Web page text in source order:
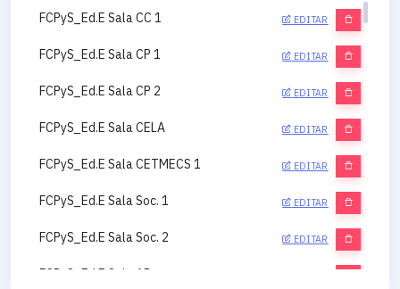
FCPyS_Ed.E Sala CC 1 EDITAR
FCPyS_Ed.E Sala CP 1 EDITAR
FCPyS_Ed.E Sala CP 2 EDITAR
FCPyS_Ed.E Sala CELA EDITAR
FCPyS_Ed.E Sala CETMECS 1 EDITAR
FCPyS_Ed.E Sala Soc. 1 EDITAR
FCPyS_Ed.E Sala Soc. 2 EDITAR
FCPyS_Ed.E Sala AP